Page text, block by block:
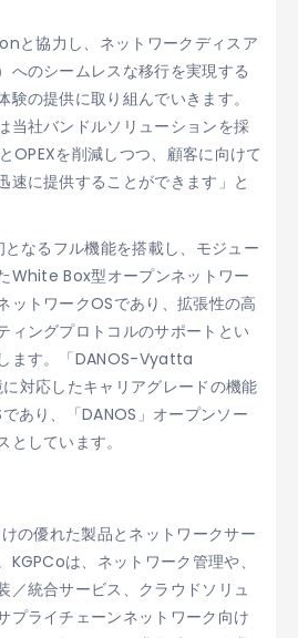
と協力し、ネットワークディスア
へのシームレスな移行を実現する
験の提供に取り組んでいきます。
当社バンドルソリューションを採
OPEXを削減しつつ、顧客に向けて
速に提供することができます」と
となるフル機能を搭載し、モジュー
White Box型オープンネットワー
ットワークOSであり、拡張性の高
ィングプロトコルのサポートとい
ます。「DANOS-Vyatta
対応したキャリアグレードの機能
あり、「DANOS」オープンソー
しています。
の優れた製品とネットワークサー
KGPCoは、ネットワーク管理や、
／統合サービス、クラウドソリュ
プライチェーンネットワーク向け